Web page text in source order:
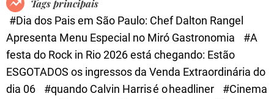
e
Tags principais
#Dia dos Pais em São Paulo: Chef Dalton Rangel
Apresenta Menu Especial no Miró Gastronomia
#A
festa do Rock in Rio 2026 está chegando: Estão
ESGOTADOS os ingressos da Venda Extraordinária do
dia 06
#quando Calvin Harris é o headliner
#Cinema